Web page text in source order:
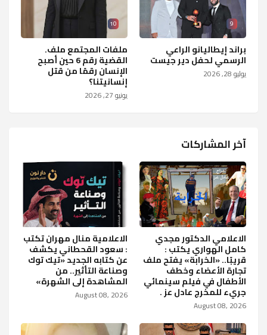
9
براند إيطاليانو الراعي
الرسمي لحفل دير جيست
يوليو 28, 2026
10
ملفات المجتمع ملف.
القضية رقم 6 حين أصبح
الإنسان رقمًا من قتل
إنسانيتنا؟
يونيو 27, 2026
آخر المشاركات
الاعلامي الدكتور مجدي
كامل الهواري يكتب :
قريبًا.. «الخرابة» يفتح ملف
تجارة الأعضاء وخطف
الأطفال في فيلم سينمائي
جريء للمخرج عادل عز .
August 08, 2026
الاعلامية منال مهران تكتب
: سعود القحطاني يكشف
عن كتابه الجديد «تيك توك
وصناعة التأثير.. من
المشاهدة إلى الشهرة»
August 08, 2026